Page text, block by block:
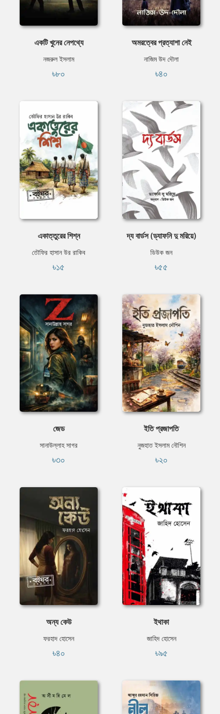
একটি খুনের নেপথ্যে
নজরুল ইসলাম
৳৮০
অমরত্বের প্রত্যাশা নেই
নাজিম উদ দৌলা
৳৪০
একাত্তুরের শিশ্ন
তৌফির হাসান উর রাকিব
৳১৫
দ্য বার্ডস (ড্যাফনি দু মরিয়ে)
ডিউক জন
৳৫৫
জেড
সানাউল্লাহ সাগর
৳৩০
ইতি প্রজাপতি
নুজহাত ইসলাম নৌশিন
৳২০
অন্য কেউ
ফরহাদ হোসেন
৳৪০
ইথাকা
জাহিদ হোসেন
৳৯৫